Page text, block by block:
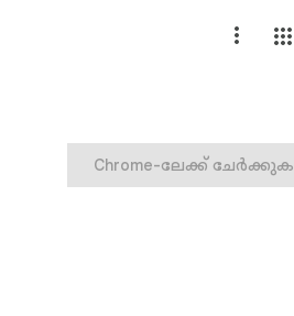
Chrome-ലേക്ക് ചേർക്കുക